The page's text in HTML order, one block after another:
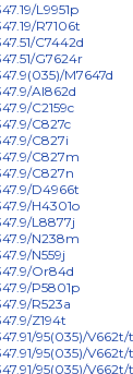
L9951p
R7106t
C7442d
G7624r
M7647d
Al862d
C2159c
C827c
C827i
C827m
C827n
D4966t
H4301o
L8877j
N238m
N559j
Or84d
P5801p
R523a
Z194t
95(035)/V662t/
95(035)/V662t/
95(035)/V662t/